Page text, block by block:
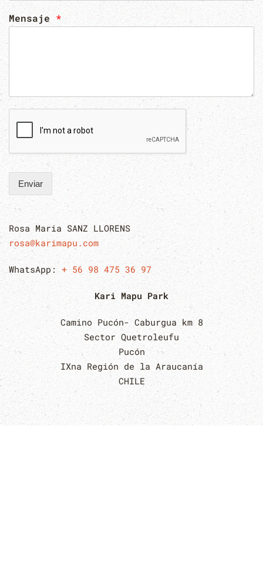
Mensaje *
Enviar
Rosa Maria SANZ LLORENS
rosa@karimapu.com
WhatsApp: + 56 98 475 36 97
Kari Mapu Park
Camino Pucón- Caburgua km 8
Sector Quetroleufu
Pucón
IXna Región de la Araucanía
CHILE